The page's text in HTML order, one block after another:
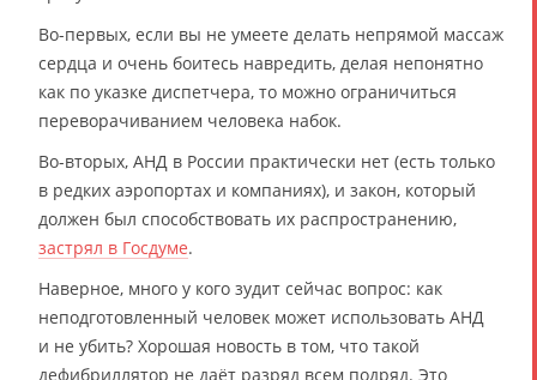
Во-первых, если вы не умеете делать непрямой массаж
сердца и очень боитесь навредить, делая непонятно
как по указке диспетчера, то можно ограничиться
переворачиванием человека набок.
Во-вторых, АНД в России практически нет (есть только
в редких аэропортах и компаниях), и закон, который
должен был способствовать их распространению,
застрял в Госдуме.
Наверное, много у кого зудит сейчас вопрос: как
неподготовленный человек может использовать АНД
и не убить? Хорошая новость в том, что такой
дефибриллятор не даёт разряд всем подряд. Это